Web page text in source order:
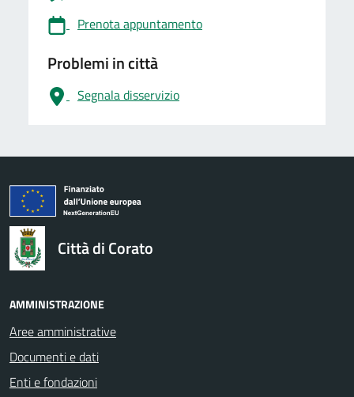
Prenota appuntamento
Problemi in città
Segnala disservizio
logo Unione Europea
Città di Corato
AMMINISTRAZIONE
Aree amministrative
Documenti e dati
Enti e fondazioni